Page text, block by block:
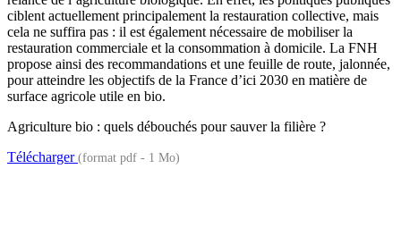
ciblent actuellement principalement la restauration collective, mais
cela ne suffira pas : il est également nécessaire de mobiliser la
restauration commerciale et la consommation à domicile. La FNH
propose ainsi des recommandations et une feuille de route, jalonnée,
pour atteindre les objectifs de la France d’ici 2030 en matière de
surface agricole utile en bio.
Agriculture bio : quels débouchés pour sauver la filière ?
Télécharger (format pdf - 1 Mo)